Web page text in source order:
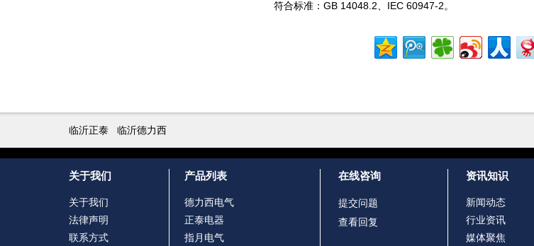
符合标准：GB 14048.2、IEC 60947-2。
临沂正泰 临沂德力西
关于我们
关于我们
法律声明
联系方式
产品列表
德力西电气
正泰电器
指月电气
在线咨询
提交问题
查看回复
资讯知识
新闻动态
行业资讯
媒体聚焦